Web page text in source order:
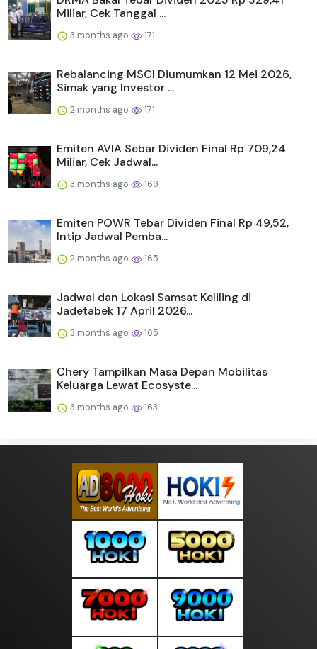
Miliar, Cek Tanggal ...
3 months ago 171
Rebalancing MSCI Diumumkan 12 Mei 2026,
Simak yang Investor ...
2 months ago 171
Emiten AVIA Sebar Dividen Final Rp 709,24
Miliar, Cek Jadwal...
3 months ago 169
Emiten POWR Tebar Dividen Final Rp 49,52,
Intip Jadwal Pemba...
2 months ago 165
Jadwal dan Lokasi Samsat Keliling di
Jadetabek 17 April 2026...
3 months ago 165
Chery Tampilkan Masa Depan Mobilitas
Keluarga Lewat Ecosyste...
3 months ago 163